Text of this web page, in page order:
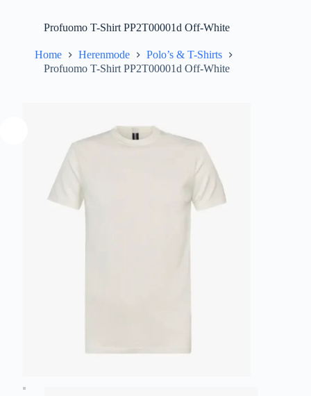
Profuomo T-Shirt PP2T00001d Off-White
Home Herenmode
Polo’s & T-Shirts
Profuomo T-Shirt PP2T00001d Off-White